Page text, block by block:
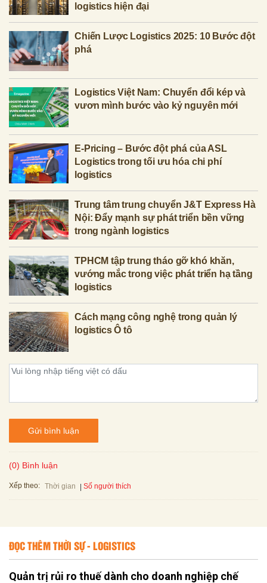
logistics hiện đại
Chiến Lược Logistics 2025: 10 Bước đột
phá
Logistics Việt Nam: Chuyển đổi kép và
vươn mình bước vào kỷ nguyên mới
E-Pricing – Bước đột phá của ASL
Logistics trong tối ưu hóa chi phí
logistics
Trung tâm trung chuyển J&T Express Hà
Nội: Đẩy mạnh sự phát triển bền vững
trong ngành logistics
TPHCM tập trung tháo gỡ khó khăn,
vướng mắc trong việc phát triển hạ tầng
logistics
Cách mạng công nghệ trong quản lý
logistics Ô tô
Gửi bình luận
(0) Bình luận
Xếp theo: Thời gian Số người thích
ĐỌC THÊM THỜI SỰ - LOGISTICS
Quản trị rủi ro thuế dành cho doanh nghiệp chế